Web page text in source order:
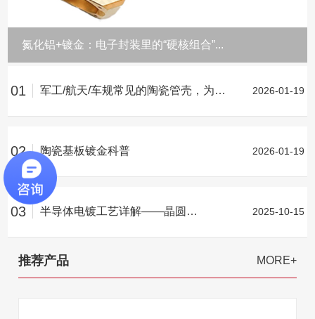
氮化铝+镀金：电子封装里的“硬核组合”...
01 军工/航天/车规常见的陶瓷管壳，为何离不开镀金层？ 2026-01-19
02 陶瓷基板镀金科普 2026-01-19
03 半导体电镀工艺详解——晶圆电镀 2025-10-15
推荐产品 MORE+